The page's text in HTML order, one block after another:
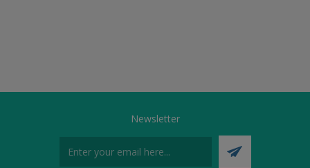
Newsletter